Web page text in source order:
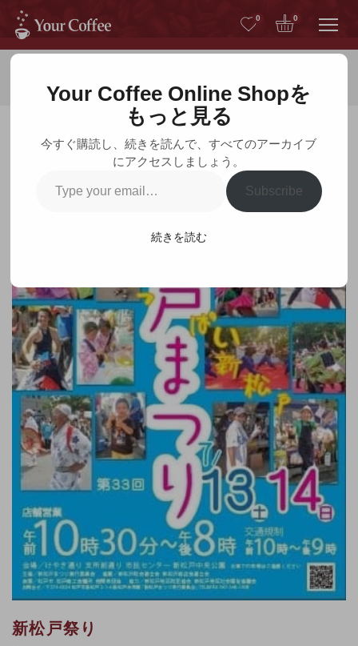
0 0
新松戸祭り
Your Coffee Online Shopを
もっと見る
今すぐ購読し、続きを読んで、すべてのアーカイブ
にアクセスしましょう。
Subscribe
続きを読む